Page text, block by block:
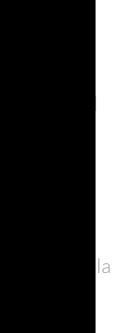
“Mese del
decima
250 tra
il
ancora la
da